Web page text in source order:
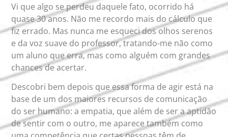
Vi que algo se perdeu daquele fato, ocorrido há
quase 30 anos. Não me recordo mais do cálculo que
fiz errado. Mas nunca me esqueci dos olhos serenos
e da voz suave do professor, tratando-me não como
um aluno que erra, mas como alguém com grandes
chances de acertar.
Descobri bem depois que essa forma de agir está na
base de um dos maiores recursos de comunicação
do ser humano: a empatia, que além de ser a aptidão
de sentir com o outro, me aparece também como